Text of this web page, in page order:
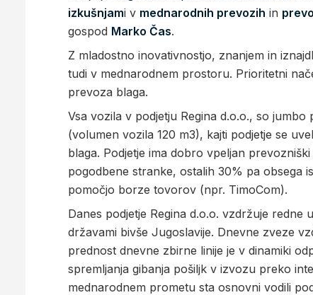
izkušnjami v mednarodnih prevozih in
gospod Marko Čas.
Z mladostno inovativnostjo, znanjem in
tudi v mednarodnem prostoru. Prioritetni
prevoza blaga.
Vsa vozila v podjetju Regina d.o.o., so
(volumen vozila 120 m3), kajti podjetje se
blaga. Podjetje ima dobro vpeljan
pogodbene stranke, ostalih 30% pa obsega
pomočjo borze tovorov (npr. TimoCom).
Danes podjetje Regina d.o.o. vzdržuje
državami bivše Jugoslavije. Dnevne zveze
prednost dnevne zbirne linije je v dinamiki
spremljanja gibanja pošiljk v izvozu preko
mednarodnem prometu sta osnovni vodili